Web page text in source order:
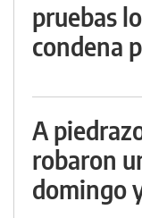
pruebas
condena
A
robaron
domingo